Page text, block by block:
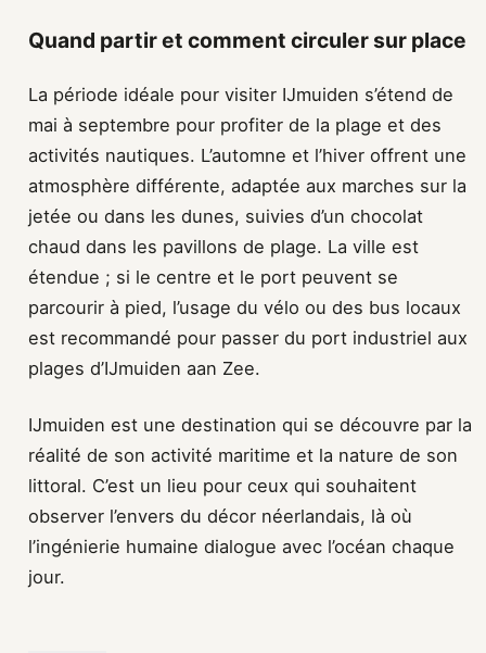
Quand partir et comment circuler sur place
La période idéale pour visiter IJmuiden s’étend de
mai à septembre pour profiter de la plage et des
activités nautiques. L’automne et l’hiver offrent une
atmosphère différente, adaptée aux marches sur la
jetée ou dans les dunes, suivies d’un chocolat
chaud dans les pavillons de plage. La ville est
étendue ; si le centre et le port peuvent se
parcourir à pied, l’usage du vélo ou des bus locaux
est recommandé pour passer du port industriel aux
plages d’IJmuiden aan Zee.
IJmuiden est une destination qui se découvre par la
réalité de son activité maritime et la nature de son
littoral. C’est un lieu pour ceux qui souhaitent
observer l’envers du décor néerlandais, là où
l’ingénierie humaine dialogue avec l’océan chaque
jour.